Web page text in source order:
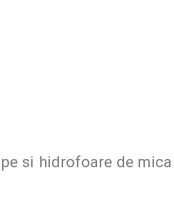
si hidrofoare de mica